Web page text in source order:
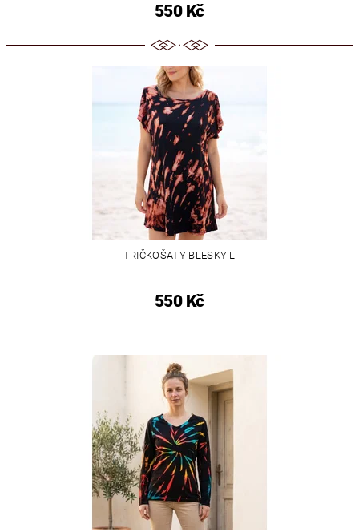
550 Kč
TRIČKOŠATY BLESKY L
550 Kč